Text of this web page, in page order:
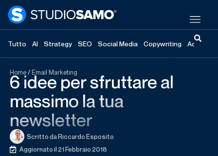
Tutto AI Strategy SEO Social Media Copywriting
Home/ Email Marketing
6 idee per sfruttare al
massimo la tua
newsletter
Scritto daRiccardo Esposito
Aggiornato il 21 Febbraio 2018